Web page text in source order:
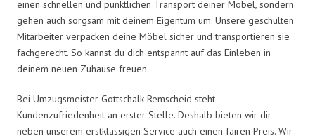
einen schnellen und pünktlichen Transport deiner Möbel, sondern
gehen auch sorgsam mit deinem Eigentum um. Unsere geschulten
Mitarbeiter verpacken deine Möbel sicher und transportieren sie
fachgerecht. So kannst du dich entspannt auf das Einleben in
deinem neuen Zuhause freuen.
Bei Umzugsmeister Gottschalk Remscheid steht
Kundenzufriedenheit an erster Stelle. Deshalb bieten wir dir
neben unserem erstklassigen Service auch einen fairen Preis. Wir